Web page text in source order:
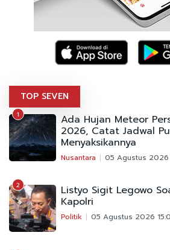
TOP SEVEN
1 Ada Hujan Meteor
2026, Catat Jadwal
Menyaksikannya
Nusantara 05 Agustus 2026
2 Listyo Sigit Legowo
Kapolri
Politik 05 Agustus 2026